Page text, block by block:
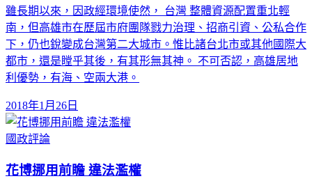
雖長期以來，因政經環境使然， 台灣 整體資源配置重北輕
南，但高雄市在歷屆市府團隊戮力治理、招商引資、公私合作
下，仍也銳變成台灣第二大城市。惟比諸台北市或其他國際大
都市，還是瞠乎其後，有其形無其神。 不可否認，高雄居地
利優勢，有海、空兩大港。
2018年1月26日
國政評論
花博挪用前瞻 違法濫權